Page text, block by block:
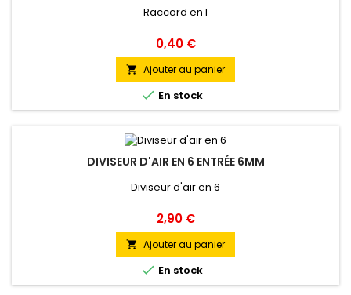
Raccord en I
Prix
0,40 €
 Ajouter au panier
 En stock
DIVISEUR D'AIR EN 6 ENTRÉE 6MM
Diviseur d'air en 6
Prix
2,90 €
 Ajouter au panier
 En stock